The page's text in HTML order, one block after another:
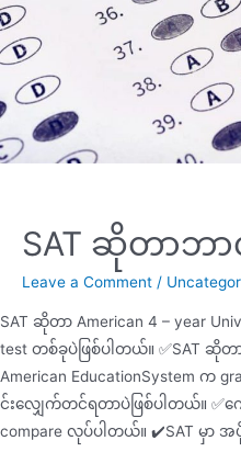
SAT ဆိုတာဘ
Leave a Comment /
SAT ဆိုတာ American 4 – year
test တစ်ခုပဲဖြစ်ပါတယ်။ ✅SAT ဆိုတ
American EducationSystem က
င်းလျှေက်တင်ရတာပဲဖြစ်ပါတယ်။ ✅
compare လုပ်ပါတယ်။ ✔️SAT မှာ အ